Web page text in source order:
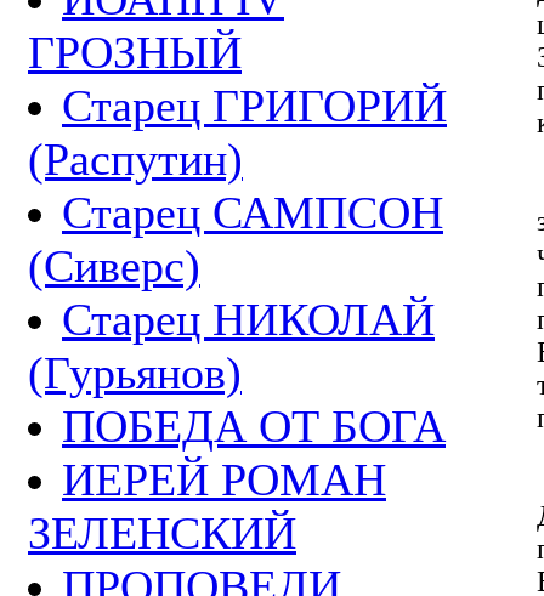
ГРОЗНЫЙ
Старец ГРИГОРИЙ
(Распутин)
Старец САМПСОН
(Сиверс)
Старец НИКОЛАЙ
(Гурьянов)
ПОБЕДА ОТ БОГА
ИЕРЕЙ РОМАН
ЗЕЛЕНСКИЙ